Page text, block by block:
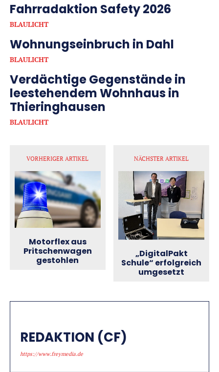
Fahrradaktion Safety 2026
BLAULICHT
Wohnungseinbruch in Dahl
BLAULICHT
Verdächtige Gegenstände in
leestehendem Wohnhaus in
Thieringhausen
BLAULICHT
VORHERIGER ARTIKEL
Motorflex aus
Pritschenwagen
gestohlen
NÄCHSTER ARTIKEL
„DigitalPakt
Schule“ erfolgreich
umgesetzt
REDAKTION (CF)
https://www.freymedia.de